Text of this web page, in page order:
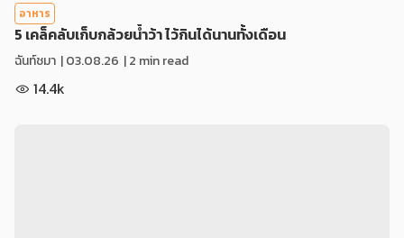
อาหาร
5 เคล็คลับเก็บกล้วยน้ำว้า ไว้กินได้นานทั้งเดือน
ฉันท์ชมา |03.08.26 | 2 min read
14.4k